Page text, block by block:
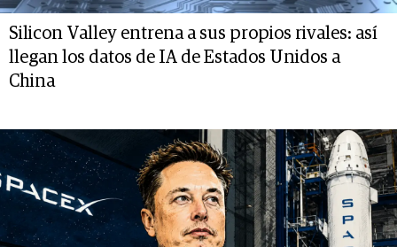
Silicon Valley entrena a sus propios rivales: así
llegan los datos de IA de Estados Unidos a
China